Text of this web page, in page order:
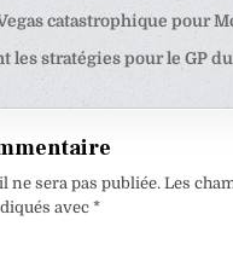
catastrophique pour
les stratégies pour le GP du
ne sera pas publiée. Les
avec*